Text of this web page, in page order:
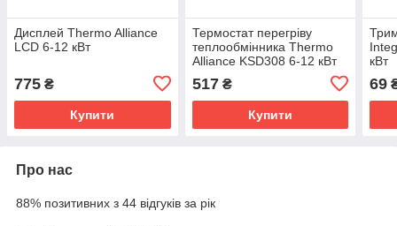
Дисплей Thermo Alliance
LCD 6-12 кВт
775 ₴
Купити
Термостат перегріву
теплообмінника Thermo
Alliance KSD308 6-12 кВт
517₴
Купити
кВт
69
Про нас
88% позитивних з 44 відгуків за рік